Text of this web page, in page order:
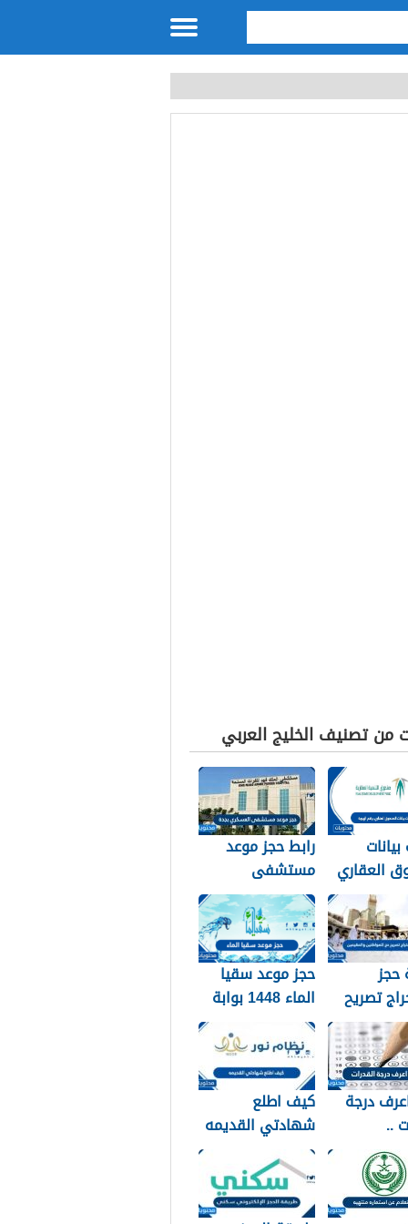
من تصنيف الخليج العربي
العقاري
برقم الهوية 1448
والخطوات
رابط حجز موعد
مستشفى
العسكري بجدة
1448
حجز
تصريح
1448
حجز موعد سقيا
الماء 1448 بوابة
المواطن
درجة
..
عن نتائج
كيف اطلع
شهادتي القديمه
عبر نظام نور 1448